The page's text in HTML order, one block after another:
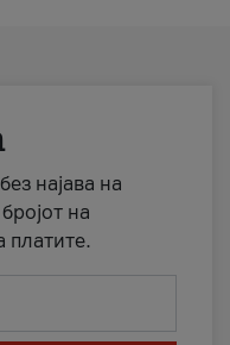
најава на
на
платите.